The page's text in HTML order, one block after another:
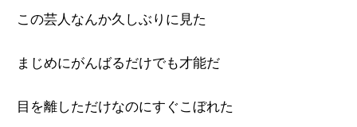
この芸人なんか久しぶりに見た
まじめにがんばるだけでも才能だ
目を離しただけなのにすぐこぼれた